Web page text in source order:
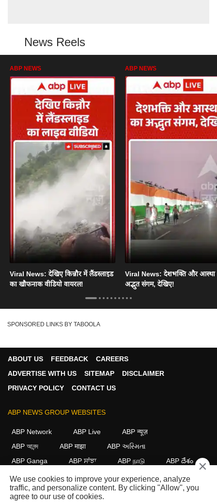
News Reels
ABP NEWS
Viral News: देखिए किन्नौर में लैंडस्लाइड
का खौफनाक वीडियो वायरल!
ABP NEWS
Viral News: देशभक्ति और आस्था
अद्भुत संगम, देखिए!
SPONSORED LINKS BY TABOOLA
ABOUT US FEEDBACK
CAREERS
ADVERTISE WITH US
SITEMAP
DISCLAIMER
PRIVACY POLICY
CONTACT US
ABP NEWS GROUP WEBSITES
ABP Network ABP Live
ABP न्यूज़
ABP আনন্দ
ABP माझा
ABP અસ્મિતા
ABP Ganga
ABP ਸਾਂਝਾ ABP நாடு ABP దేశం
FOLLOW US
×
We use cookies to improve your experience, analyze
traffic, and personalize content. By clicking "Allow", you
agree to our use of cookies.